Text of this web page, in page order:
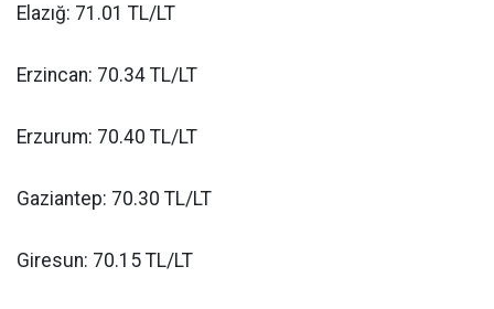
Elazığ: 71.01 TL/LT
Erzincan: 70.34 TL/LT
Erzurum: 70.40 TL/LT
Gaziantep: 70.30 TL/LT
Giresun: 70.15 TL/LT